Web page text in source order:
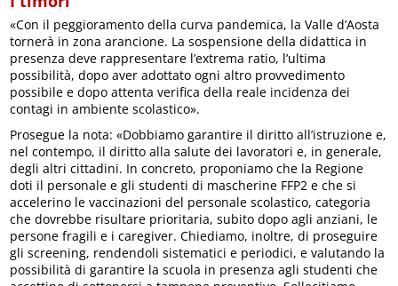
«Con il peggioramento della curva pandemica, la Valle d’Aosta
tornerà in zona arancione. La sospensione della didattica in
presenza deve rappresentare l’extrema ratio, l’ultima
possibilità, dopo aver adottato ogni altro provvedimento
possibile e dopo attenta verifica della reale incidenza dei
contagi in ambiente scolastico».
Prosegue la nota: «Dobbiamo garantire il diritto all’istruzione e,
nel contempo, il diritto alla salute dei lavoratori e, in generale,
degli altri cittadini. In concreto, proponiamo che la Regione
doti il personale e gli studenti di mascherine FFP2 e che si
accelerino le vaccinazioni del personale scolastico, categoria
che dovrebbe risultare prioritaria, subito dopo agli anziani, le
persone fragili e i caregiver. Chiediamo, inoltre, di proseguire
gli screening, rendendoli sistematici e periodici, e valutando la
possibilità di garantire la scuola in presenza agli studenti che